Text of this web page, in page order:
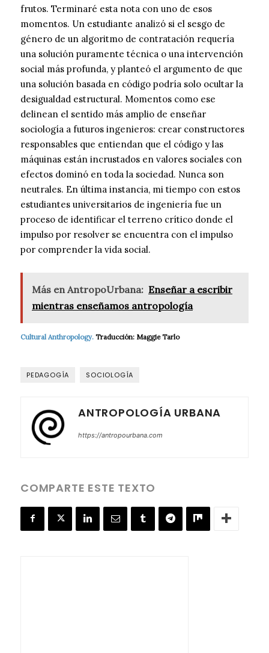
frutos. Terminaré esta nota con uno de esos
momentos. Un estudiante analizó si el sesgo de
género de un algoritmo de contratación requería
una solución puramente técnica o una intervención
social más profunda, y planteó el argumento de que
una solución basada en código podría solo ocultar la
desigualdad estructural. Momentos como ese
delinean el sentido más amplio de enseñar
sociología a futuros ingenieros: crear constructores
responsables que entiendan que el código y las
máquinas están incrustados en valores sociales con
efectos dominó en toda la sociedad. Nunca son
neutrales. En última instancia, mi tiempo con estos
estudiantes universitarios de ingeniería fue un
proceso de identificar el terreno crítico donde el
impulso por resolver se encuentra con el impulso
por comprender la vida social.
Más en AntropoUrbana: Enseñar a escribir
mientras enseñamos antropología
Cultural Anthropology. Traducción: Maggie Tarlo
PEDAGOGÍA SOCIOLOGÍA
ANTROPOLOGÍA URBANA
https://antropourbana.com
COMPARTE ESTE TEXTO